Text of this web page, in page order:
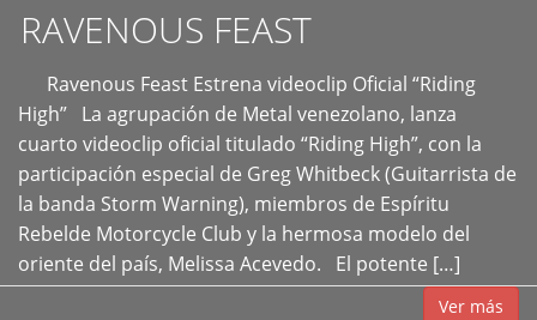
RAVENOUS FEAST
Ravenous Feast Estrena videoclip Oficial “Riding
High” La agrupación de Metal venezolano, lanza
cuarto videoclip oficial titulado “Riding High”, con la
participación especial de Greg Whitbeck (Guitarrista de
la banda Storm Warning), miembros de Espíritu
Rebelde Motorcycle Club y la hermosa modelo del
oriente del país, Melissa Acevedo. El potente […]
Ver más